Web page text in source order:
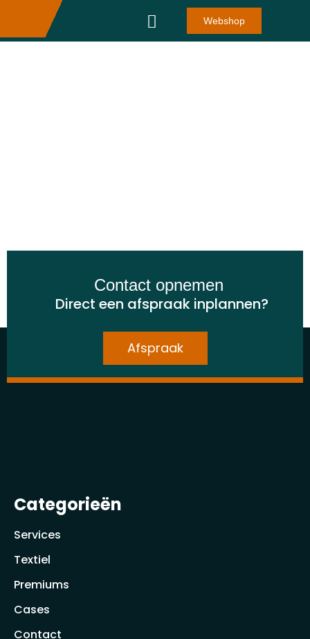
Webshop
Contact opnemen
Direct een afspraak inplannen?
Afspraak
Categorieën
Services
Textiel
Premiums
Cases
Contact